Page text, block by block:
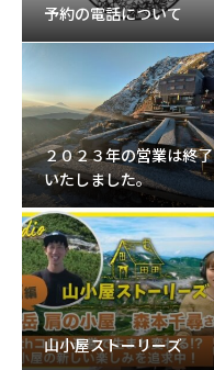
予約の電話について
２０２３年の営業は終了
いたしました。
山小屋ストーリーズ